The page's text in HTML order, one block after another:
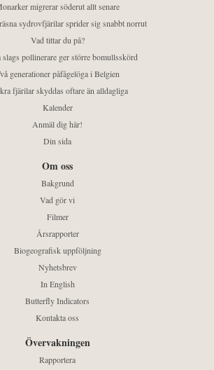
migrerar söderut allt senare
sydrovfjärilar sprider sig snabbt norrut
Vad tittar du på?
slags pollinerare ger större bomullsskörd
generationer påfågelöga i Belgien
fjärilar skyddas oftare än alldagliga
Kalender
Anmäl dig här!
Din sida
Om oss
Bakgrund
Vad gör vi
Filmer
Årsrapporter
Biogeografisk uppföljning
Nyhetsbrev
In English
Butterfly Indicators
Kontakta oss
Övervakningen
Rapportera